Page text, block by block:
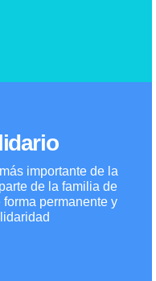
importante de la
de la familia de
permanente y